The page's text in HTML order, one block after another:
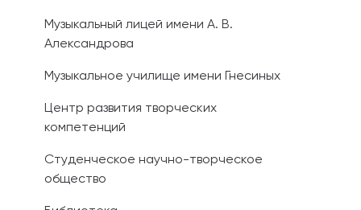
Контакты
Музыкальный лицей имени А. В.
Александрова
Музыкальное училище имени Гнесиных
Центр развития творческих
компетенций
Студенческое научно-творческое
общество